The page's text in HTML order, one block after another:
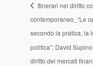
Itinerari nel diritto
contemporaneo_“Le
secondo la pratica, la
politica”: David
diritto dei mercati